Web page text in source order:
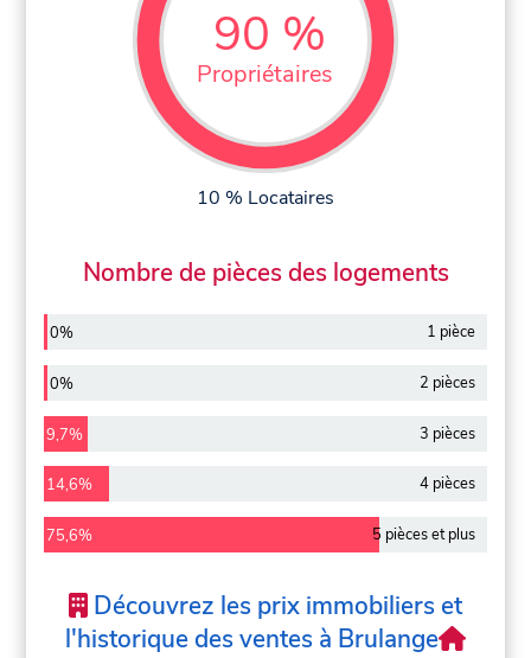
90 %
Propriétaires
10 % Locataires
Nombre de pièces des logements
0% 1 pièce
0% 2 pièces
9,7% 3 pièces
14,6% 4 pièces
75,6% 5 pièces et plus
Découvrez les prix immobiliers et
l'historique des ventes à Brulange